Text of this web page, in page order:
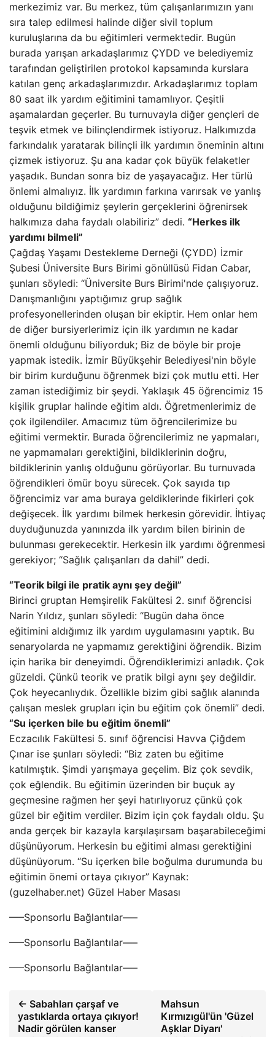
merkezimiz var. Bu merkez, tüm çalışanlarımızın yanı
sıra talep edilmesi halinde diğer sivil toplum
kuruluşlarına da bu eğitimleri vermektedir. Bugün
burada yarışan arkadaşlarımız ÇYDD ve belediyemiz
tarafından geliştirilen protokol kapsamında kurslara
katılan genç arkadaşlarımızdır. Arkadaşlarımız toplam
80 saat ilk yardım eğitimini tamamlıyor. Çeşitli
aşamalardan geçerler. Bu turnuvayla diğer gençleri de
teşvik etmek ve bilinçlendirmek istiyoruz. Halkımızda
farkındalık yaratarak bilinçli ilk yardımın öneminin altını
çizmek istiyoruz. Şu ana kadar çok büyük felaketler
yaşadık. Bundan sonra biz de yaşayacağız. Her türlü
önlemi almalıyız. İlk yardımın farkına varırsak ve yanlış
olduğunu bildiğimiz şeylerin gerçeklerini öğrenirsek
halkımıza daha faydalı olabiliriz” dedi. “Herkes ilk
yardımı bilmeli”
Çağdaş Yaşamı Destekleme Derneği (ÇYDD) İzmir
Şubesi Üniversite Burs Birimi gönüllüsü Fidan Cabar,
şunları söyledi: “Üniversite Burs Birimi'nde çalışıyoruz.
Danışmanlığını yaptığımız grup sağlık
profesyonellerinden oluşan bir ekiptir. Hem onlar hem
de diğer bursiyerlerimiz için ilk yardımın ne kadar
önemli olduğunu biliyorduk; Biz de böyle bir proje
yapmak istedik. İzmir Büyükşehir Belediyesi'nin böyle
bir birim kurduğunu öğrenmek bizi çok mutlu etti. Her
zaman istediğimiz bir şeydi. Yaklaşık 45 öğrencimiz 15
kişilik gruplar halinde eğitim aldı. Öğretmenlerimiz de
çok ilgilendiler. Amacımız tüm öğrencilerimize bu
eğitimi vermektir. Burada öğrencilerimiz ne yapmaları,
ne yapmamaları gerektiğini, bildiklerinin doğru,
bildiklerinin yanlış olduğunu görüyorlar. Bu turnuvada
öğrendikleri ömür boyu sürecek. Çok sayıda tıp
öğrencimiz var ama buraya geldiklerinde fikirleri çok
değişecek. İlk yardımı bilmek herkesin görevidir. İhtiyaç
duyduğunuzda yanınızda ilk yardım bilen birinin de
bulunması gerekecektir. Herkesin ilk yardımı öğrenmesi
gerekiyor; “Sağlık çalışanları da dahil” dedi.
“Teorik bilgi ile pratik aynı şey değil”
Birinci gruptan Hemşirelik Fakültesi 2. sınıf öğrencisi
Narin Yıldız, şunları söyledi: “Bugün daha önce
eğitimini aldığımız ilk yardım uygulamasını yaptık. Bu
senaryolarda ne yapmamız gerektiğini öğrendik. Bizim
için harika bir deneyimdi. Öğrendiklerimizi anladık. Çok
güzeldi. Çünkü teorik ve pratik bilgi aynı şey değildir.
Çok heyecanlıydık. Özellikle bizim gibi sağlık alanında
çalışan meslek grupları için bu eğitim çok önemli” dedi.
“Su içerken bile bu eğitim önemli”
Eczacılık Fakültesi 5. sınıf öğrencisi Havva Çiğdem
Çınar ise şunları söyledi: “Biz zaten bu eğitime
katılmıştık. Şimdi yarışmaya geçelim. Biz çok sevdik,
çok eğlendik. Bu eğitimin üzerinden bir buçuk ay
geçmesine rağmen her şeyi hatırlıyoruz çünkü çok
güzel bir eğitim verdiler. Bizim için çok faydalı oldu. Şu
anda gerçek bir kazayla karşılaşırsam başarabileceğimi
düşünüyorum. Herkesin bu eğitimi alması gerektiğini
düşünüyorum. “Su içerken bile boğulma durumunda bu
eğitimin önemi ortaya çıkıyor” Kaynak:
(guzelhaber.net) Güzel Haber Masası
—–Sponsorlu Bağlantılar—–
—–Sponsorlu Bağlantılar—–
—–Sponsorlu Bağlantılar—–
← Sabahları çarşaf ve
yastıklarda ortaya çıkıyor!
Nadir görülen kanser
Mahsun
Kırmızıgül'ün 'Güzel
Aşklar Diyarı'